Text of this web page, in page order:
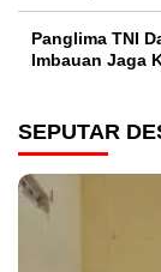
Panglima TNI
Imbauan Jaga
SEPUTAR